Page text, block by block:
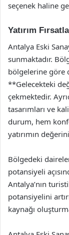
seçenek haline
Yatırım
Antalya Eski
sunmaktadır.
bölgelerine göre
**Gelecekteki
çekmektedir.
tasarımları ve
durum, hem
yatırımın
Bölgedeki
potansiyeli
Antalya’nın
potansiyelini
kaynağı